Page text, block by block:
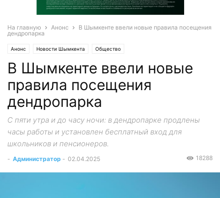
На главную Анонс
В Шымкенте ввели новые правила посещения
дендропарка
Анонс Новости Шымкента Общество
В Шымкенте ввели новые
правила посещения
дендропарка
С пяти утра и до часу ночи: в дендропарке продлены
часы работы и установлен бесплатный вход для
школьников и пенсионеров.
- Администратор - 02.04.2025 18288